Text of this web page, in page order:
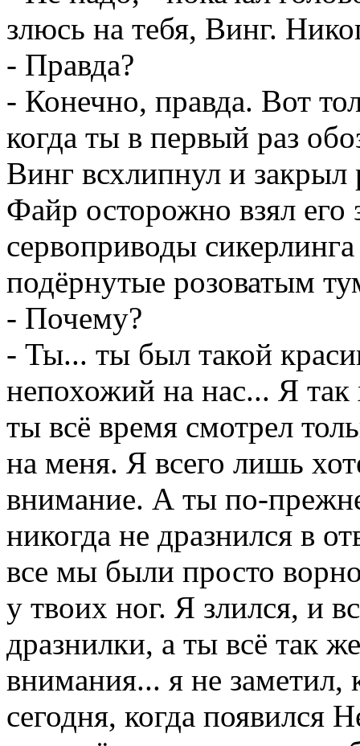
злюсь на тебя, Винг.
- Правда?
- Конечно, правда. Вот
когда ты в первый раз
Винг всхлипнул и закрыл
Файр осторожно взял его
сервоприводы
подёрнутые розоватым
- Почему?
- Ты... ты был такой
непохожий на нас... Я
ты всё время смотрел
на меня. Я всего лишь
внимание. А ты по-
никогда не дразнился в
все мы были просто
у твоих ног. Я злился, и
дразнилки, а ты всё так
внимания... я не заметил,
сегодня, когда появился